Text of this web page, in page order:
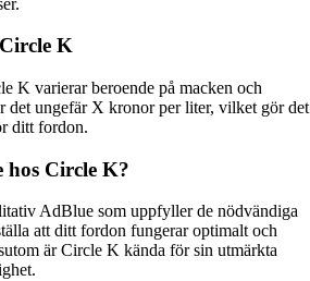
K
K varierar beroende på macken och
det ungefär X kronor per liter, vilket gör det
ditt fordon.
Circle K?
AdBlue som uppfyller de nödvändiga
att ditt fordon fungerar optimalt och
är Circle K kända för sin utmärkta